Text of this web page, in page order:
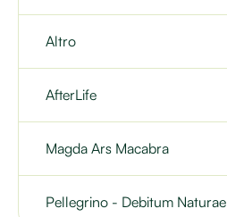
Altro
AfterLife
Magda Ars Macabra
Pellegrino - Debitum Naturae